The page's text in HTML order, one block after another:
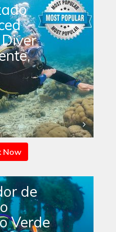
Now
de
Verde